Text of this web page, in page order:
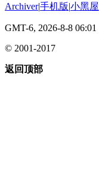
Archiver|手机版|小黑屋
GMT-6, 2026-8-8 06:01
© 2001-2017
返回顶部